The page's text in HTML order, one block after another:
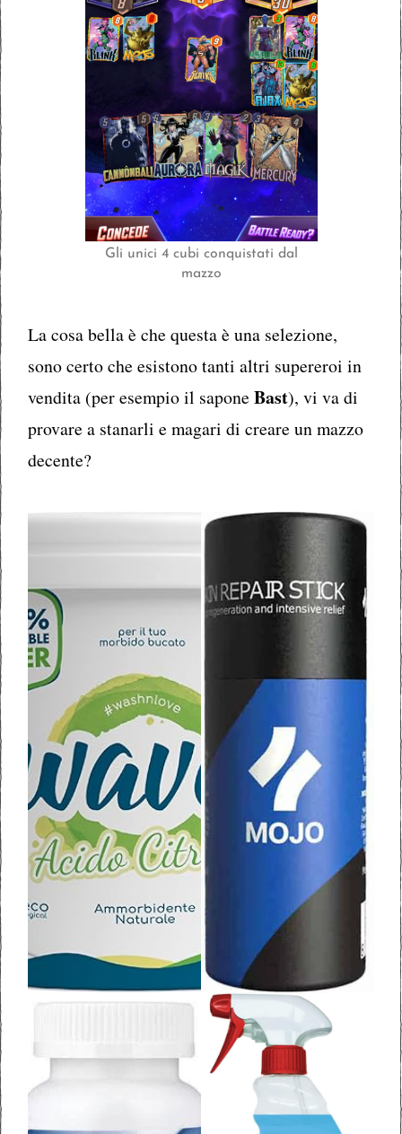
Gli unici 4 cubi conquistati dal
mazzo
La cosa bella è che questa è una selezione,
sono certo che esistono tanti altri supereroi in
vendita (per esempio il saponeBast), vi va di
provare a stanarli e magari di creare un mazzo
decente?